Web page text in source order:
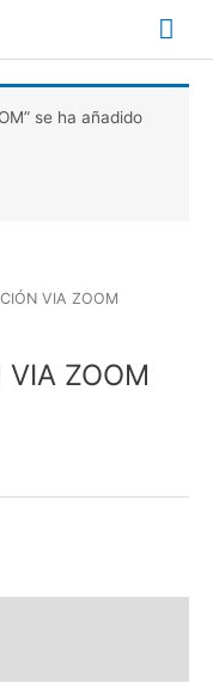
se ha añadido
VIA ZOOM
VIA ZOOM